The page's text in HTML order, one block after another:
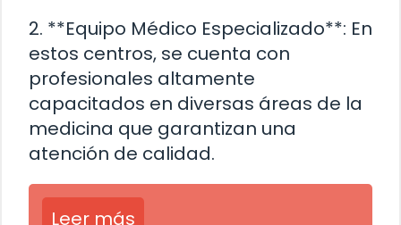
2. **Equipo Médico Especializado**: En
estos centros, se cuenta con
profesionales altamente
capacitados en diversas áreas de la
medicina que garantizan una
atención de calidad.
Leer más